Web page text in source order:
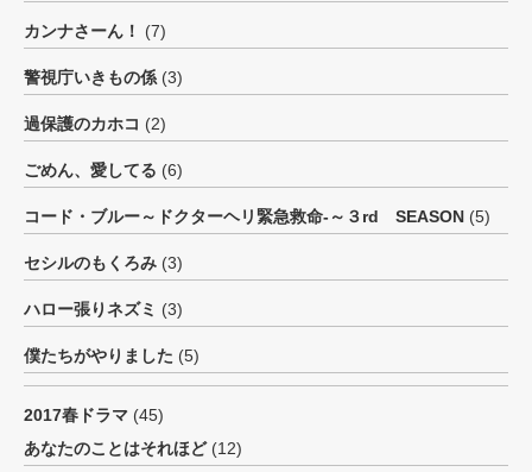
カンナさーん！ (7)
警視庁いきもの係 (3)
過保護のカホコ (2)
ごめん、愛してる (6)
コード・ブルー～ドクターヘリ緊急救命-～３rd SEASON (5)
セシルのもくろみ (3)
ハロー張りネズミ (3)
僕たちがやりました (5)
2017春ドラマ (45)
あなたのことはそれほど(12)